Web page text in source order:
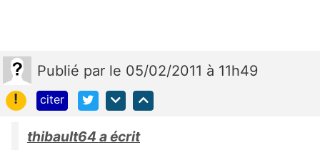
Publié par le 05/02/2011 à 11h49
!
citer
thibault64 a écrit